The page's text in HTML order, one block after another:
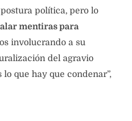
política, pero lo
mentiras para
involucrando a su
del agravio
que hay que condenar”,